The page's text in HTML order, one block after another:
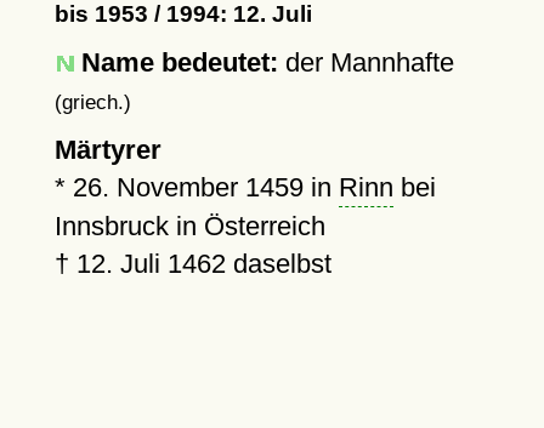
bis 1953 / 1994: 12. Juli
Name bedeutet: der Mannhafte
(griech.)
Märtyrer
* 26. November 1459in Rinn bei
Innsbruck in Österreich
† 12. Juli 1462daselbst